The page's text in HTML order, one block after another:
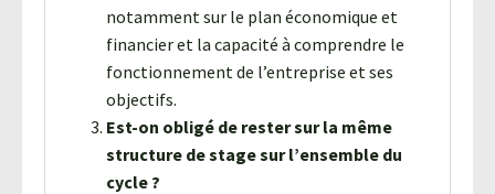
notamment sur le plan économique et
financier et la capacité à comprendre le
fonctionnement de l’entreprise et ses
objectifs.
Est-on obligé de rester sur la même
structure de stage sur l’ensemble du
cycle ?